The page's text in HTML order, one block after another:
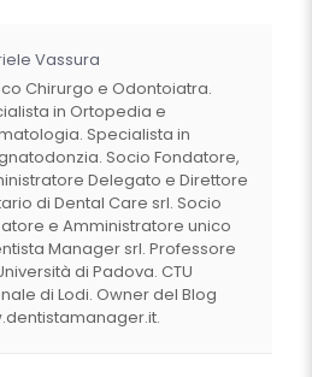
Vassura
Chirurgo e Odontoiatra.
in Ortopedia e
Specialista in
Socio Fondatore,
Delegato e Direttore
di Dental Care srl. Socio
e Amministratore unico
Manager srl. Professore
di Padova. CTU
di Lodi. Owner del Blog